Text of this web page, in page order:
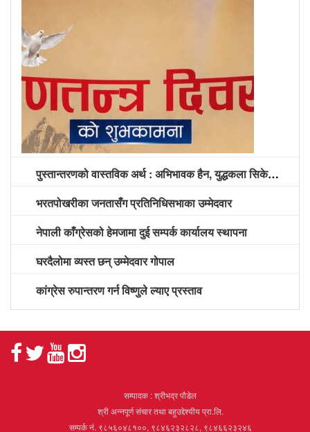
पुस्तान्तरणको वास्तविक अर्थ : अभिभावक हैन, युद्धकला सिकेको पुस्तालाई अग्रपंक्ति दिने समय
भरतपोखरीका जनतासँग प्रतिनिधिसभाका उम्मेदवार
नेपाली काँग्रेसको हेमजामा दुई सम्पर्क कार्यालय स्थापना
घरदैलोमा व्यस्त छन् उम्मेदवार गोपाल
कांग्रेस रुपान्तरण गर्न विष्णुले ल्याए प्रस्ताव
सम्पादक : श्रीभद्र पौडेल
श्री अन्नपूर्ण संचार तथा बहुउद्देश्यीय प्रा.लि.
सम्पर्क नं. ९८५६०४८१००, ९८४६२३२८२८, ९८४६६२३२४६